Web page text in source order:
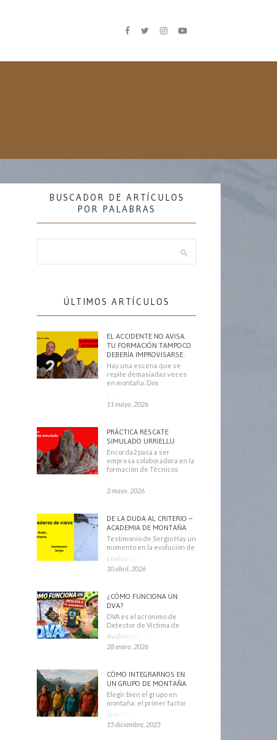
BUSCADOR DE ARTÍCULOS
POR PALABRAS
ÚLTIMOS ARTÍCULOS
EL ACCIDENTE NO AVISA.
TU FORMACIÓN TAMPOCO
DEBERÍA IMPROVISARSE.
Hay una escena que se
repite demasiadas veces
en montaña. Dos
11 mayo, 2026
PRÁCTICA RESCATE
SIMULADO URRIELLU
Encorda2 pasa a ser
empresa colaboradora en la
formación de Técnicos
2 mayo, 2026
DE LA DUDA AL CRITERIO –
ACADEMIA DE MONTAÑA
Testimonio de Sergio Hay un
momento en la evolución de
cualquier montañero
10 abril, 2026
¿CÓMO FUNCIONA UN
DVA?
DVA es el acrónimo de
Detector de Víctima de
Avalancha. También se
28 enero, 2026
CÓMO INTEGRARNOS EN
UN GRUPO DE MONTAÑA
Elegir bien el grupo en
montaña: el primer factor
que condiciona tu
15 diciembre, 2025